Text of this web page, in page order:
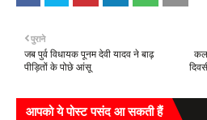
पुराने
जब पुर्व विधायक पूनम देवी यादव ने बाढ़
पीड़ितों के पोछे आंसू
आपको ये पोस्ट पसंद आ सकती हैं